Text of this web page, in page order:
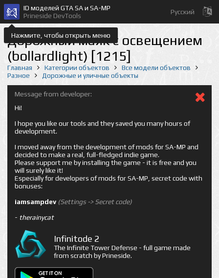
Нажмите, чтобы открыть меню
ID моделей GTA SA и SA-MP
Prineside DevTools
Русский
Дорожный маяк с освещением
(bollardlight) [1215]
Главная Категории объектов
Все модели объектов
Разное
Дорожные и уличные объекты
Message from developer:
Hi!
I hope you like our tools and they saved you many hours of
development.
I moved away from the development of mods for SA-MP and
decided to make a real, full-fledged indie game.
Please support me by installing the game - it is free and you
will surely like it!
Especially for developers of mods for SA-MP, secret code with
bonuses:
iamsampdev (Settings -> Secret code)
- therainycat
Infinitode 2
The Infinite Tower Defense - full game made
from scratch by Prineside.